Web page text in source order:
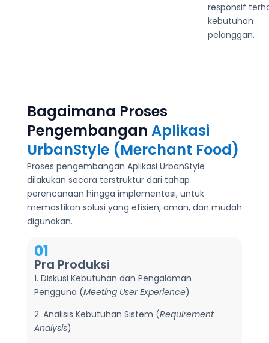
responsif
kebutuhan
pelanggan.
Bagaimana Proses
Pengembangan Aplikasi
UrbanStyle (Merchant Food)
Proses pengembangan Aplikasi UrbanStyle
dilakukan secara terstruktur dari tahap
perencanaan hingga implementasi, untuk
memastikan solusi yang efisien, aman, dan mudah
digunakan.
01
Pra Produksi
1. Diskusi Kebutuhan dan Pengalaman
Pengguna (Meeting User Experience)
2. Analisis Kebutuhan Sistem (Requirement
Analysis)